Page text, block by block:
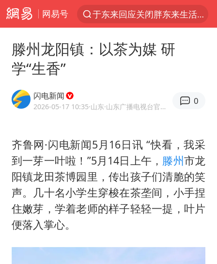
网易号
于东来回应关闭胖东来生活广场店
杭州机场已取消航班388架次
中国第1高楼阻尼器摆动明显
国足U17与阿森纳决赛取消 并列冠军
2025年小学教师减少13.19万
王艺迪2-4不敌张本美和止步4强
上门女婿出轨女邻居多年被判重婚罪
上海大部迎大暴雨
滕州龙阳镇：以茶为媒 研
学“生香”
闪电新闻
2026-05-17 10:35·山东 ·山东广播电视台官方APP闪电新闻
0
齐鲁网·闪电新闻5月16日讯 “快看，我采
到一芽一叶啦！”5月14日上午， 滕州市龙
阳镇龙田茶博园里，传出孩子们清脆的笑
声。几十名小学生穿梭在茶垄间，小手捏
住嫩芽，学着老师的样子轻轻一提，叶片
便落入掌心。